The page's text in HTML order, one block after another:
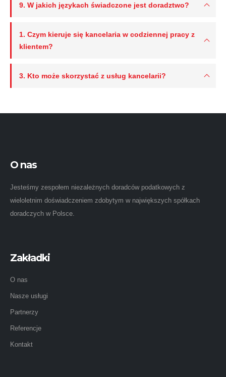
9. W jakich językach świadczone jest doradztwo?
1. Czym kieruje się kancelaria w codziennej pracy z
klientem?
3. Kto może skorzystać z usług kancelarii?
O nas
Jesteśmy zespołem niezależnych doradców podatkowych z
wieloletnim doświadczeniem zdobytym w największych spółkach
doradczych w Polsce.
Zakładki
O nas
Nasze usługi
Partnerzy
Referencje
Kontakt